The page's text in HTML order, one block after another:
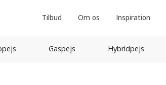
Tilbud Om os Inspiration
Gaspejs Hybridpejs